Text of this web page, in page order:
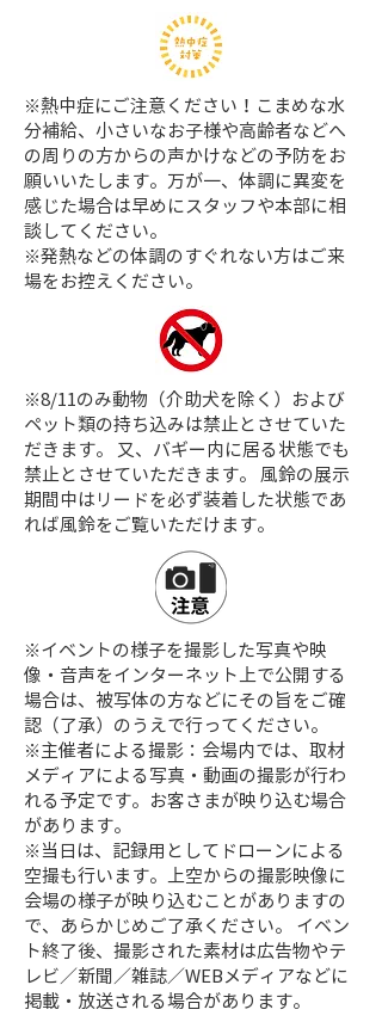
※熱中症にご注意ください！こまめな水
分補給、小さいなお子様や高齢者などへ
の周りの方からの声かけなどの予防をお
願いいたします。万が一、体調に異変を
感じた場合は早めにスタッフや本部に相
談してください。
※発熱などの体調のすぐれない方はご来
場をお控えください。
※8/11のみ動物（介助犬を除く）および
ペット類の持ち込みは禁止とさせていた
だきます。 又、バギー内に居る状態でも
禁止とさせていただきます。 風鈴の展示
期間中はリードを必ず装着した状態であ
れば風鈴をご覧いただけます。
※イベントの様子を撮影した写真や映
像・音声をインターネット上で公開する
場合は、被写体の方などにその旨をご確
認（了承）のうえで行ってください。
※主催者による撮影：会場内では、取材
メディアによる写真・動画の撮影が行わ
れる予定です。お客さまが映り込む場合
があります。
※当日は、記録用としてドローンによる
空撮も行います。上空からの撮影映像に
会場の様子が映り込むことがありますの
で、あらかじめご了承ください。 イベン
ト終了後、撮影された素材は広告物やテ
レビ／新聞／雑誌／WEBメディアなどに
掲載・放送される場合があります。